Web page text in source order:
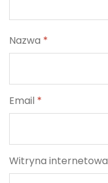
Nazwa *
Email *
Witryna internetowa